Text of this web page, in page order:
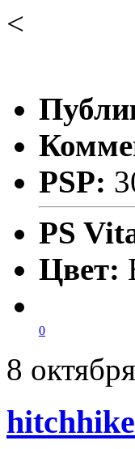
<
PSP:
PS
Цвет:
0
8